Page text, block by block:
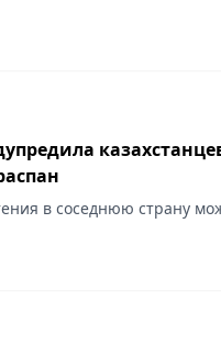
в соседнюю страну